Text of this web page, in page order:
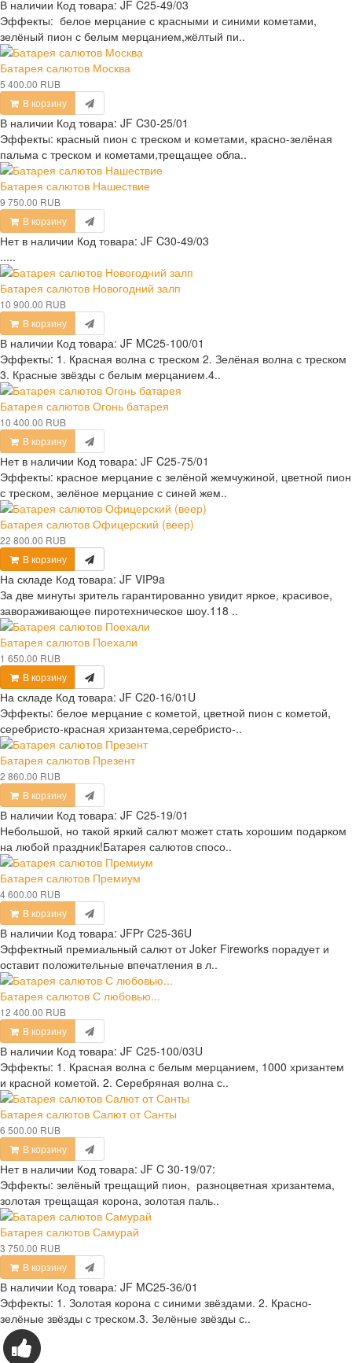
В наличии Код товара: JF C25-49/03
Эффекты: белое мерцание с красными и синими кометами,
зелёный пион с белым мерцанием,жёлтый пи..
Батарея салютов Москва
5 400.00 RUB
В корзину
В наличии Код товара: JF C30-25/01
Эффекты: красный пион с треском и кометами, красно-зелёная
пальма с треском и кометами,трещащее обла..
Батарея салютов Нашествие
9 750.00 RUB
В корзину
Нет в наличии Код товара: JF C30-49/03
.....
Батарея салютов Новогодний залп
10 900.00 RUB
В корзину
В наличии Код товара: JF MC25-100/01
Эффекты: 1. Красная волна с треском 2. Зелёная волна с треском
3. Красные звёзды с белым мерцанием.4..
Батарея салютов Огонь батарея
10 400.00 RUB
В корзину
Нет в наличии Код товара: JF C25-75/01
Эффекты: красное мерцание с зелёной жемчужиной, цветной пион
с треском, зелёное мерцание с синей жем..
Батарея салютов Офицерский (веер)
22 800.00 RUB
В корзину
На складе Код товара: JF VIP9a
За две минуты зритель гарантированно увидит яркое, красивое,
завораживающее пиротехническое шоу.118 ..
Батарея салютов Поехали
1 650.00 RUB
В корзину
На складе Код товара: JF C20-16/01U
Эффекты: белое мерцание с кометой, цветной пион с кометой,
серебристо-красная хризантема,серебристо-..
Батарея салютов Презент
2 860.00 RUB
В корзину
В наличии Код товара: JF C25-19/01
Небольшой, но такой яркий салют может стать хорошим подарком
на любой праздник!Батарея салютов спосо..
Батарея салютов Премиум
4 600.00 RUB
В корзину
В наличии Код товара: JFPr C25-36U
Эффектный премиальный салют от Joker Fireworks порадует и
оставит положительные впечатления в л..
Батарея салютов С любовью...
12 400.00 RUB
В корзину
В наличии Код товара: JF C25-100/03U
Эффекты: 1. Красная волна с белым мерцанием, 1000 хризантем
и красной кометой. 2. Серебряная волна с..
Батарея салютов Салют от Санты
6 500.00 RUB
В корзину
Нет в наличии Код товара: JF C 30-19/07:
Эффекты: зелёный трещащий пион, разноцветная хризантема,
золотая трещащая корона, золотая паль..
Батарея салютов Самурай
3 750.00 RUB
В корзину
В наличии Код товара: JF MC25-36/01
Эффекты: 1. Золотая корона с синими звёздами. 2. Красно-
зелёные звёзды с треском.3. Зелёные звёзды с..